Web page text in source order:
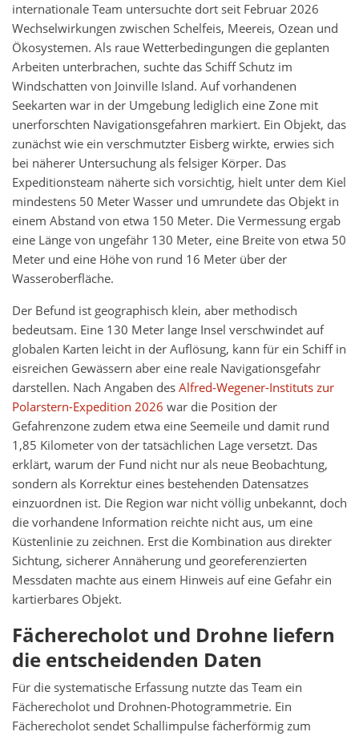
internationale Team untersuchte dort seit Februar 2026
Wechselwirkungen zwischen Schelfeis, Meereis, Ozean und
Ökosystemen. Als raue Wetterbedingungen die geplanten
Arbeiten unterbrachen, suchte das Schiff Schutz im
Windschatten von Joinville Island. Auf vorhandenen
Seekarten war in der Umgebung lediglich eine Zone mit
unerforschten Navigationsgefahren markiert. Ein Objekt, das
zunächst wie ein verschmutzter Eisberg wirkte, erwies sich
bei näherer Untersuchung als felsiger Körper. Das
Expeditionsteam näherte sich vorsichtig, hielt unter dem Kiel
mindestens 50 Meter Wasser und umrundete das Objekt in
einem Abstand von etwa 150 Meter. Die Vermessung ergab
eine Länge von ungefähr 130 Meter, eine Breite von etwa 50
Meter und eine Höhe von rund 16 Meter über der
Wasseroberfläche.
Der Befund ist geographisch klein, aber methodisch
bedeutsam. Eine 130 Meter lange Insel verschwindet auf
globalen Karten leicht in der Auflösung, kann für ein Schiff in
eisreichen Gewässern aber eine reale Navigationsgefahr
darstellen. Nach Angaben desAlfred-Wegener-Instituts zur
Polarstern-Expedition 2026 war die Position der
Gefahrenzone zudem etwa eine Seemeile und damit rund
1,85 Kilometer von der tatsächlichen Lage versetzt. Das
erklärt, warum der Fund nicht nur als neue Beobachtung,
sondern als Korrektur eines bestehenden Datensatzes
einzuordnen ist. Die Region war nicht völlig unbekannt, doch
die vorhandene Information reichte nicht aus, um eine
Küstenlinie zu zeichnen. Erst die Kombination aus direkter
Sichtung, sicherer Annäherung und georeferenzierten
Messdaten machte aus einem Hinweis auf eine Gefahr ein
kartierbares Objekt.
Fächerecholot und Drohne liefern
die entscheidenden Daten
Für die systematische Erfassung nutzte das Team ein
Fächerecholot und Drohnen-Photogrammetrie. Ein
Fächerecholot sendet Schallimpulse fächerförmig zum